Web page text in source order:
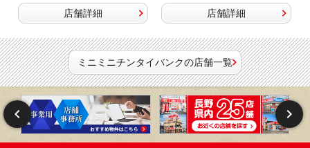
店舗詳細
店舗詳細
ミニミニチンタイバンクの店舗一覧